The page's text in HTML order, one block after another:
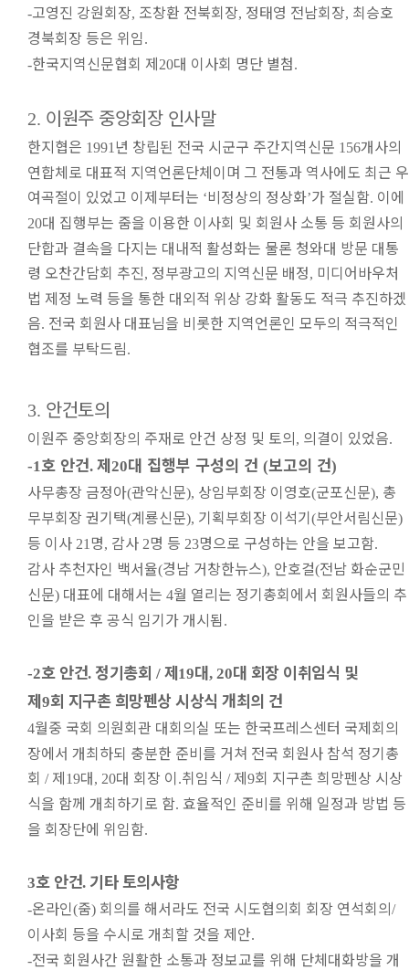
-고영진 강원회장, 조창환 전북회장, 정태영 전남회장, 최승호
경북회장 등은 위임.
-한국지역신문협회 제20대 이사회 명단 별첨.
2. 이원주 중앙회장 인사말
한지협은 1991 년 창립된 전국 시군구 주간지역신문 156개사의
연합체로 대표적 지역언론단체이며 그 전통과 역사에도 최근 우
여곡절이 있었고 이제부터는 ‘비정상의 정상화’가 절실함. 이에
20대 집행부는 줌을 이용한 이사회 및 회원사 소통 등 회원사의
단합과 결속을 다지는 대내적 활성화는 물론 청와대 방문 대통
령 오찬간담회 추진, 정부광고의 지역신문 배정, 미디어바우처
법 제정 노력 등을 통한 대외적 위상 강화 활동도 적극 추진하겠
음. 전국 회원사 대표님을 비롯한 지역언론인 모두의 적극적인
협조를 부탁드림.
3. 안건토의
이원주 중앙회장의 주재로 안건 상정 및 토의, 의결이 있었음.
-1호 안건. 제20대 집행부 구성의 건 (보고의 건)
사무총장 금정아(관악신문), 상임부회장 이영호(군포신문), 총
무부회장 권기택(계룡신문), 기획부회장 이석기(부안서림신문)
등 이사 21 명, 감사 2명 등 23명으로 구성하는 안을 보고함.
감사 추천자인 백서율(경남 거창한뉴스), 안호걸(전남 화순군민
신문) 대표에 대해서는 4월 열리는 정기총회에서 회원사들의 추
인을 받은 후 공식 임기가 개시됨.
-2호 안건. 정기총회 / 제19대, 20대 회장 이취임식 및
제9회 지구촌 희망펜상 시상식 개최의 건
4월중 국회 의원회관 대회의실 또는 한국프레스센터 국제회의
장에서 개최하되 충분한 준비를 거쳐 전국 회원사 참석 정기총
회 / 제19대, 20대 회장 이.취임식 / 제9회 지구촌 희망펜상 시상
식을 함께 개최하기로 함. 효율적인 준비를 위해 일정과 방법 등
을 회장단에 위임함.
3호 안건. 기타 토의사항
-온라인(줌) 회의를 해서라도 전국 시도협의회 회장 연석회의/
이사회 등을 수시로 개최할 것을 제안.
-전국 회원사간 원활한 소통과 정보교를 위해 단체대화방을 개